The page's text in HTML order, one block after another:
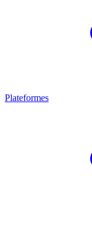
Plateformes